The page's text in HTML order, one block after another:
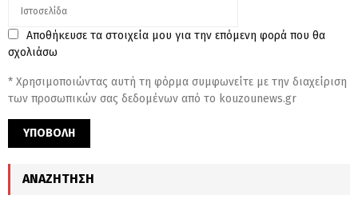
Αποθήκευσε τα στοιχεία μου για την επόμενη φορά που θα
σχολιάσω
* Χρησιμοποιώντας αυτή τη φόρμα συμφωνείτε με την διαχείριση
των προσωπικών σας δεδομένων από το kouzounews.gr
ΑΝΑΖΉΤΗΣΗ